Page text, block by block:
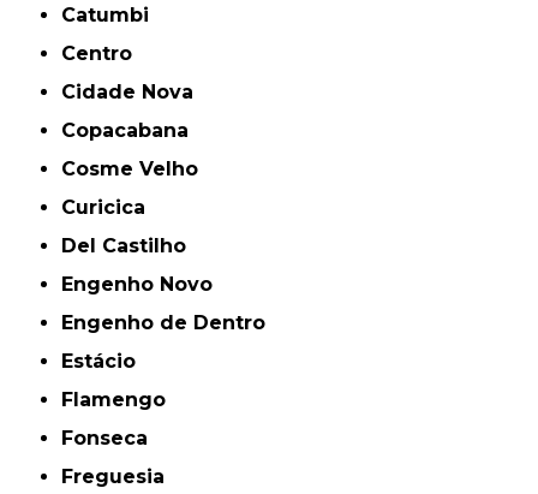
Catumbi
Centro
Cidade Nova
Copacabana
Cosme Velho
Curicica
Del Castilho
Engenho Novo
Engenho de Dentro
Estácio
Flamengo
Fonseca
Freguesia